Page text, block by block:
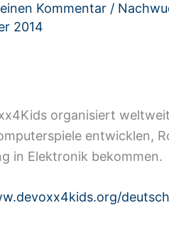
Kommentar /
2014
organisiert
entwicklen,
in Elektronik bekommen.